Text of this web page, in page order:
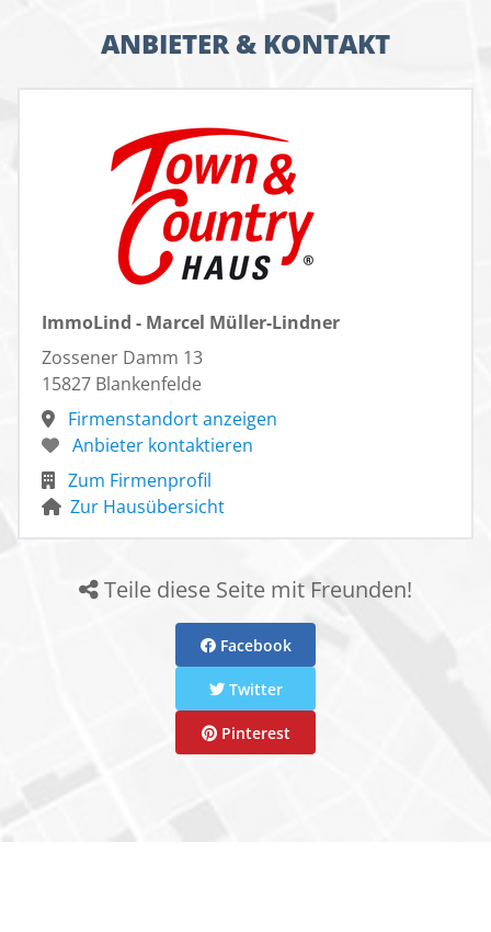
ANBIETER & KONTAKT
ImmoLind - Marcel Müller-Lindner
Zossener Damm 13
15827 Blankenfelde
Firmenstandort anzeigen
Anbieter kontaktieren
Zum Firmenprofil
Zur Hausübersicht
Teile diese Seite mit Freunden!
Facebook
Twitter
Pinterest